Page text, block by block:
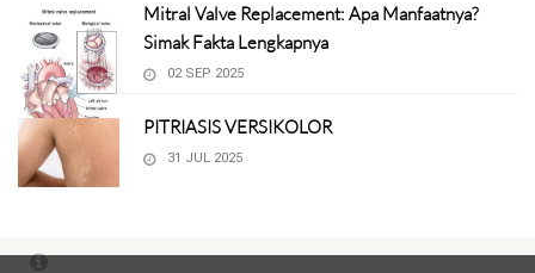
Mitral Valve Replacement: Apa Manfaatnya?
Simak Fakta Lengkapnya
02 SEP 2025
PITRIASIS VERSIKOLOR
31 JUL 2025